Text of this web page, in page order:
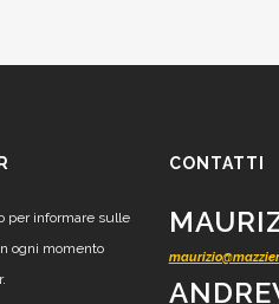
per informare sulle
ogni momento
CONTATTI